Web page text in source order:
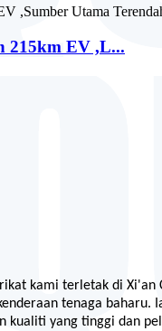
215km EV ,L...
kami terletak di
tenaga
kualiti yang tinggi dan